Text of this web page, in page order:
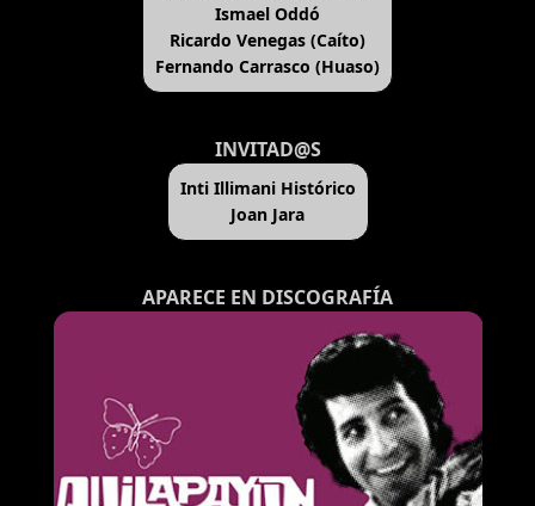
Ismael Oddó
Ricardo Venegas (Caíto)
Fernando Carrasco (Huaso)
INVITAD@S
Inti Illimani Histórico
Joan Jara
APARECE EN DISCOGRAFÍA